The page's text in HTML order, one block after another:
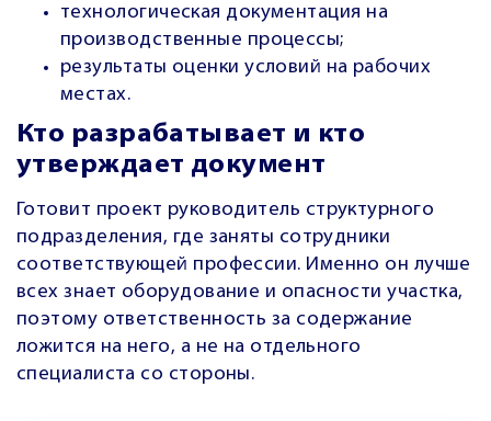
технологическая документация на
производственные процессы;
результаты оценки условий на рабочих
местах.
Кто разрабатывает и кто
утверждает документ
Готовит проект руководитель структурного
подразделения, где заняты сотрудники
соответствующей профессии. Именно он лучше
всех знает оборудование и опасности участка,
поэтому ответственность за содержание
ложится на него, а не на отдельного
специалиста со стороны.